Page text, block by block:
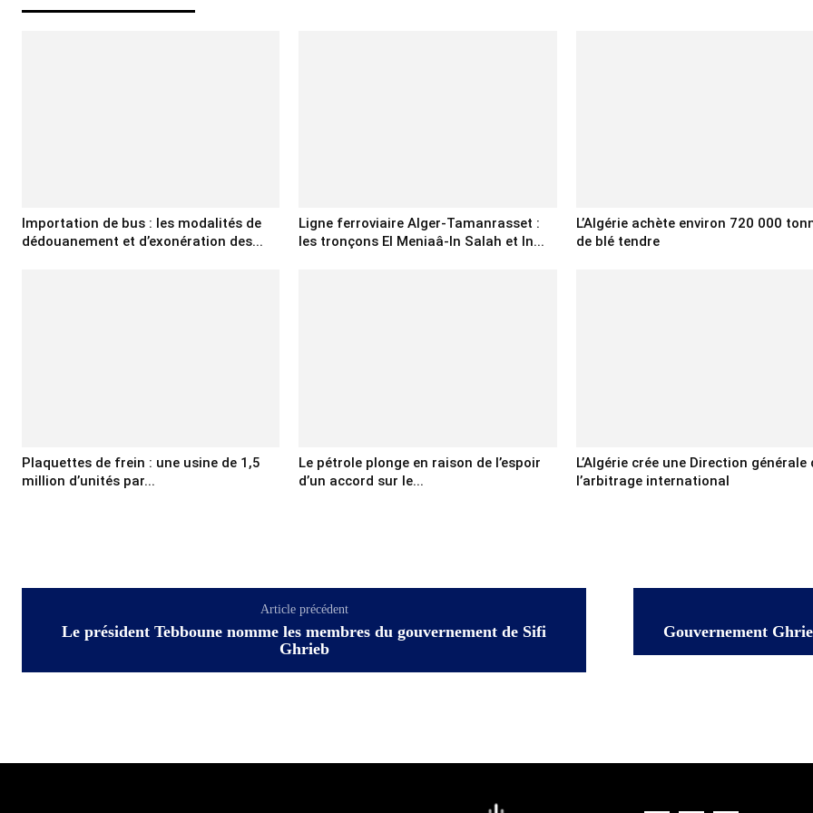
Importation de bus : les modalités de
dédouanement et d’exonération des...
Ligne ferroviaire Alger-Tamanrasset :
les tronçons El Meniaâ-In Salah et In...
L’Algérie achète environ 720 000
de blé tendre
Plaquettes de frein : une usine de 1,5
million d’unités par...
Le pétrole plonge en raison de l’espoir
d’un accord sur le...
L’Algérie crée une Direction générale
l’arbitrage international
Article précédent
Le président Tebboune nomme les membres du gouvernement de Sifi
Ghrieb
Gouvernement